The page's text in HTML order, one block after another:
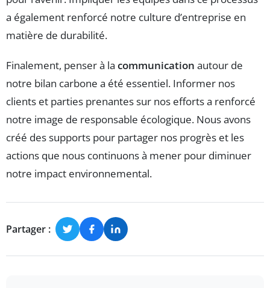
a également renforcé notre culture d’entreprise en
matière de durabilité.
Finalement, penser à la communication autour de
notre bilan carbone a été essentiel. Informer nos
clients et parties prenantes sur nos efforts a renforcé
notre image de responsable écologique. Nous avons
créé des supports pour partager nos progrès et les
actions que nous continuons à mener pour diminuer
notre impact environnemental.
Partager :